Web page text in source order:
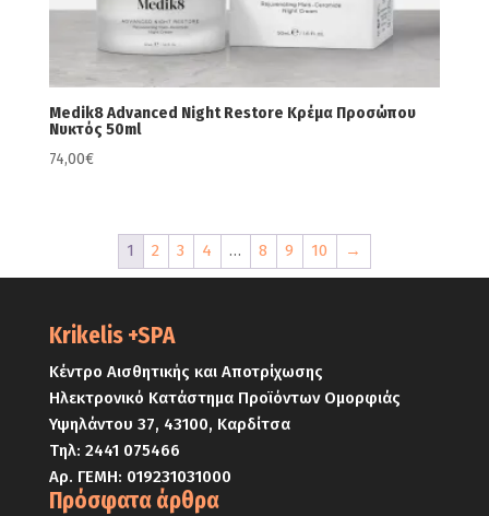
Medik8 Advanced Night Restore Κρέμα Προσώπου
Νυκτός 50ml
74,00€
1 2 3 4 … 8 9 10 →
Krikelis +SPA
Κέντρο Αισθητικής και Αποτρίχωσης
Ηλεκτρονικό Κατάστημα Προϊόντων Ομορφιάς
Υψηλάντου 37, 43100, Καρδίτσα
Τηλ: 2441 075466
Αρ. ΓΕΜΗ: 019231031000
Πρόσφατα άρθρα